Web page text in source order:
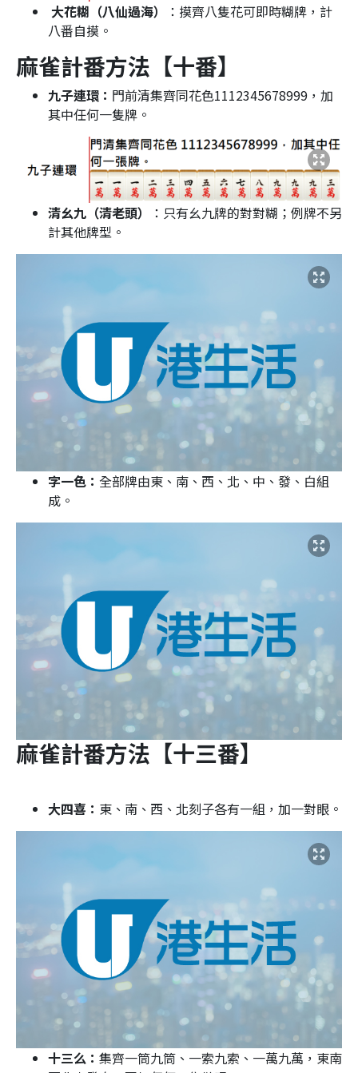
大花糊（八仙過海）
：摸齊八隻花可即時糊牌，計
八番自摸。
麻雀計番方法【十番】
九子連環： 門前清集齊同花色1112345678999，加
其中任何一隻牌。
清幺九（清老頭）
：只有幺九牌的對對糊；例牌不另
計其他牌型。
字一色： 全部牌由東、南、西、北、中、發、白組
成。
麻雀計番方法【十三番】
大四喜： 東、南、西、北刻子各有一組，加一對眼。
十三么： 集齊一筒九筒、一索九索、一萬九萬，東南